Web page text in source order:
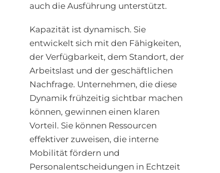
auch die Ausführung unterstützt.
Kapazität ist dynamisch. Sie
entwickelt sich mit den Fähigkeiten,
der Verfügbarkeit, dem Standort, der
Arbeitslast und der geschäftlichen
Nachfrage. Unternehmen, die diese
Dynamik frühzeitig sichtbar machen
können, gewinnen einen klaren
Vorteil. Sie können Ressourcen
effektiver zuweisen, die interne
Mobilität fördern und
Personalentscheidungen in Echtzeit